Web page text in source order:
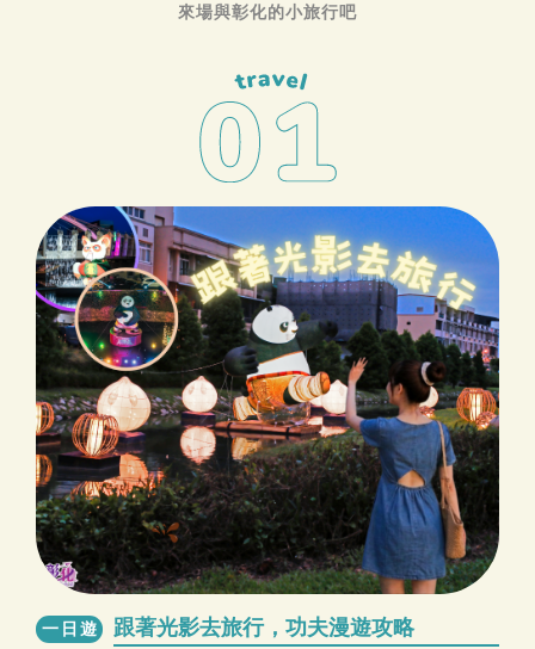
來場與彰化的小旅行吧
一日遊 跟著光影去旅行，功夫漫遊攻略